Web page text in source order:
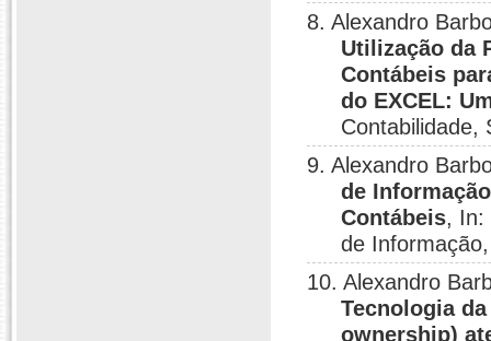
8. Alexandro
Utilização da
Contábeis
do EXCEL:
Contabilidade,
9. Alexandro
de
Contábeis, In:
de
10. Alexandro
Tecnologia
ownership)